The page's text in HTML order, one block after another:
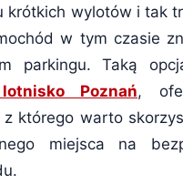
krótkich wylotów i tak
w tym czasie
parkingu. Taką
Poznań,
z którego warto
miejsca na